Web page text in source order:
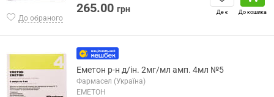
До обраного
265.00 грн Де є До кошика
Еметон р-н д/ін. 2мг/мл амп. 4мл №5
Фармасел (Україна)
ЕМЕТОН